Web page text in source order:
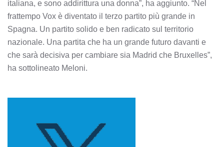
italiana, e sono addirittura una donna”, ha aggiunto. “Nel
frattempo Vox è diventato il terzo partito più grande in
Spagna. Un partito solido e ben radicato sul territorio
nazionale. Una partita che ha un grande futuro davanti e
che sarà decisiva per cambiare sia Madrid che Bruxelles”,
ha sottolineato Meloni.